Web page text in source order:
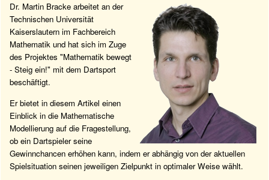
Dr. Martin Bracke arbeitet an der
Technischen Universität
Kaiserslautern im Fachbereich
Mathematik und hat sich im Zuge
des Projektes "Mathematik bewegt
- Steig ein!" mit dem Dartsport
beschäftigt.
Er bietet in diesem Artikel einen
Einblick in die Mathematische
Modellierung auf die Fragestellung,
ob ein Dartspieler seine
Gewinnchancen erhöhen kann, indem er abhängig von der aktuellen
Spielsituation seinen jeweiligen Zielpunkt in optimaler Weise wählt.